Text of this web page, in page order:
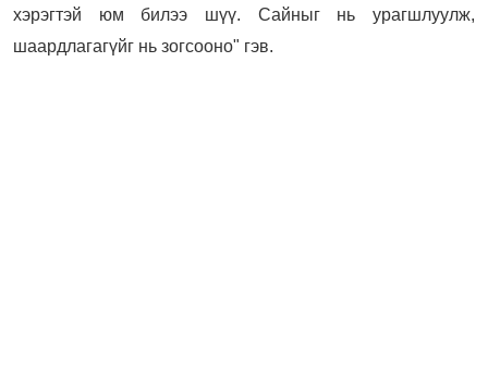
хэрэгтэй юм билээ шүү. Сайныг нь урагшлуулж,
шаардлагагүйг нь зогсооно" гэв.